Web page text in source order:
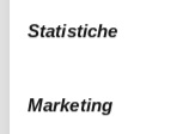
Statistiche
Marketing
* Telefono:
Suggerisci una data: